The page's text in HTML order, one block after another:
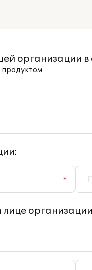
организации в
продуктом
*